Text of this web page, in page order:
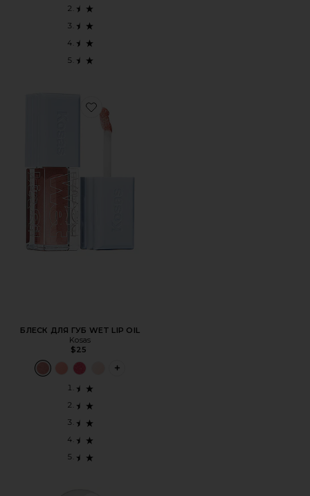
Favorite БЛЕСК ДЛЯ ГУБ WET LIP OIL
БЛЕСК ДЛЯ ГУБ WET LIP OIL
Kosas
$25
PLUS ICON TO SEE MORE OPTIONS